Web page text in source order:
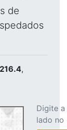
de
,
Digite
lado no